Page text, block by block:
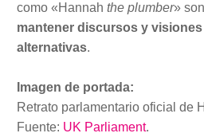
como «Hannah the plumber»
mantener discursos y
alternativas.
Imagen de portada:
Retrato parlamentario oficial de
Fuente: UK Parliament.